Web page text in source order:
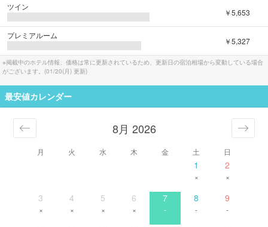
ツイン
￥5,653
プレミアルーム
￥5,327
※掲載中のホテル情報、価格は常に更新されているため、更新日の宿泊相場から変動している場合
がございます。(01/20(月) 更新)
最安値カレンダー
月 火 水 木 金 土 日
8月 2026
1
×
2
×
3
×
4
×
5
×
6
×
7
-
8
-
9
-